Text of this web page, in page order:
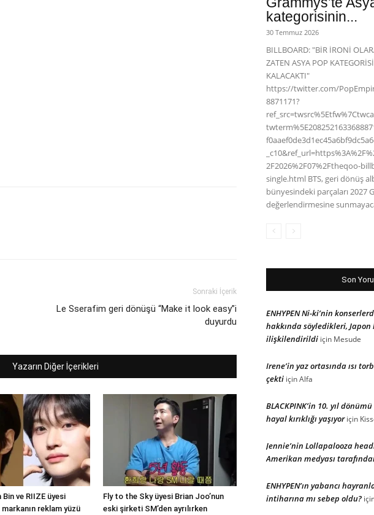
Sonraki İçerik
Le Sserafim geri dönüşü “Make it look easy”i
duyurdu
Yazarın Diğer İçerikleri
Bin ve RIIZE üyesi
markanın reklam yüzü
Fly to the Sky üyesi Brian Joo’nun
eski şirketi SM’den ayrılırken
kategorisinin...
30 Temmuz 2026
BILLBOARD: "BİR İRONİ
ZATEN ASYA POP
KALACAKTI"
https://twitter.com/
8871171?
2F2026%2F07%2Ftheqoo-
single.html BTS, geri dönüş
bünyesindeki parçaları 2027
değerlendirmesine
Son
ENHYPEN Ni-ki’nin
hakkında söyledikleri,
ilişkilendirildi için Mesude
Irene’in yaz ortasında ısı
çekti içinAlfa
BLACKPINK’in 10. yıl
hayal kırıklığı yaşıyoriçin
Jennie’nin Lollapalooza
Amerikan medyası
ENHYPEN’ın yabancı
intiharına mı sebep oldu?